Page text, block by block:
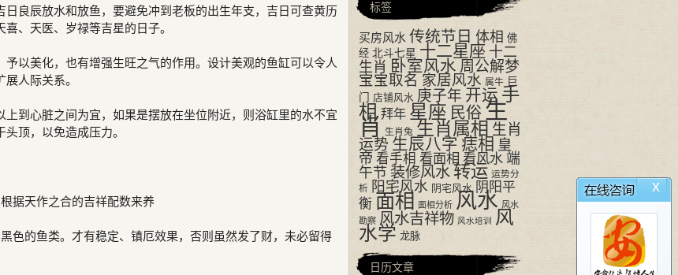
良辰放水和放鱼，要避免冲到老板的出生年支，吉日可查黄历
喜、天医、岁禄等吉星的日子。
以美化，也有增强生旺之气的作用。设计美观的鱼缸可以令人
人际关系。
上到心脏之间为宜，如果是摆放在坐位附近，则浴缸里的水不宜
头顶，以免造成压力。
据天作之合的吉祥配数来养
色的鱼类。才有稳定、镇厄效果，否则虽然发了财，未必留得
标签
买房风水 传统节日 体相 佛
经 北斗七星 十二星座 十二
生肖 卧室风水 周公解梦
宝宝取名 家居风水 属牛 巨
门
店铺风水 庚子年 开运 手
相 拜年 星座 民俗 生
肖 生肖兔 生肖属相 生肖
运势 生辰八字 痣相 皇
帝 看手相 看面相 看风水 端
午节 装修风水 转运 运势分
析 阳宅风水 阴宅风水 阴阳平
衡 面相 面相分析 风水 风水
勘察 风水吉祥物 风水培训 风
水学 龙脉
日历文章
x